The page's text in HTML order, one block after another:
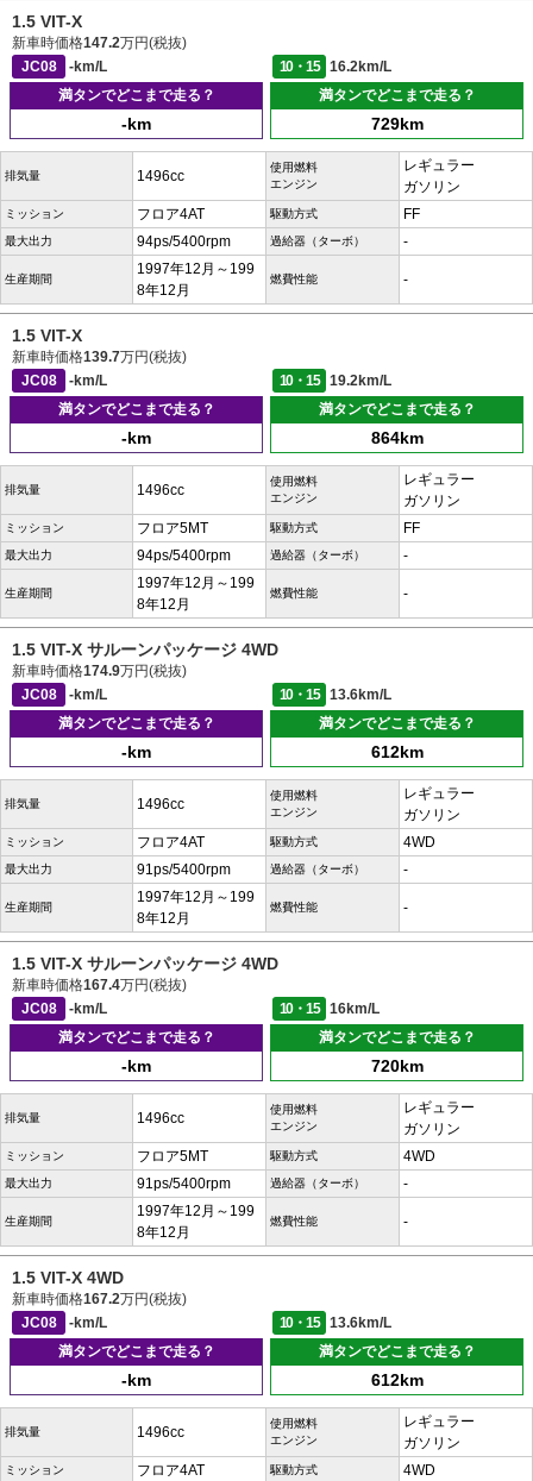
1.5 VIT-X
新車時価格147.2万円(税抜)
JC08
-km/L 10・15
16.2km/L
満タンでどこまで走る？
-km
満タンでどこまで走る？
729km
排気量 1496cc
使用燃料
エンジン
レギュラー
ガソリン
ミッション フロア4AT 駆動方式 FF
最大出力 94ps/5400rpm 過給器（ターボ） -
生産期間
1997年12月～199
8年12月
燃費性能 -
1.5 VIT-X
新車時価格139.7万円(税抜)
JC08
-km/L 10・15
19.2km/L
満タンでどこまで走る？
-km
満タンでどこまで走る？
864km
排気量 1496cc
使用燃料
エンジン
レギュラー
ガソリン
ミッション フロア5MT 駆動方式 FF
最大出力 94ps/5400rpm 過給器（ターボ） -
生産期間
1997年12月～199
8年12月
燃費性能 -
1.5 VIT-X サルーンパッケージ 4WD
新車時価格174.9万円(税抜)
JC08
-km/L 10・15
13.6km/L
満タンでどこまで走る？
-km
満タンでどこまで走る？
612km
排気量 1496cc
使用燃料
エンジン
レギュラー
ガソリン
ミッション フロア4AT 駆動方式 4WD
最大出力 91ps/5400rpm 過給器（ターボ） -
生産期間
1997年12月～199
8年12月
燃費性能 -
1.5 VIT-X サルーンパッケージ 4WD
新車時価格167.4万円(税抜)
JC08
-km/L 10・15
16km/L
満タンでどこまで走る？
-km
満タンでどこまで走る？
720km
排気量 1496cc
使用燃料
エンジン
レギュラー
ガソリン
ミッション フロア5MT 駆動方式 4WD
最大出力 91ps/5400rpm 過給器（ターボ） -
生産期間
1997年12月～199
8年12月
燃費性能 -
1.5 VIT-X 4WD
新車時価格167.2万円(税抜)
JC08
-km/L 10・15
13.6km/L
満タンでどこまで走る？
-km
満タンでどこまで走る？
612km
排気量 1496cc
使用燃料
エンジン
レギュラー
ガソリン
ミッション フロア4AT 駆動方式 4WD